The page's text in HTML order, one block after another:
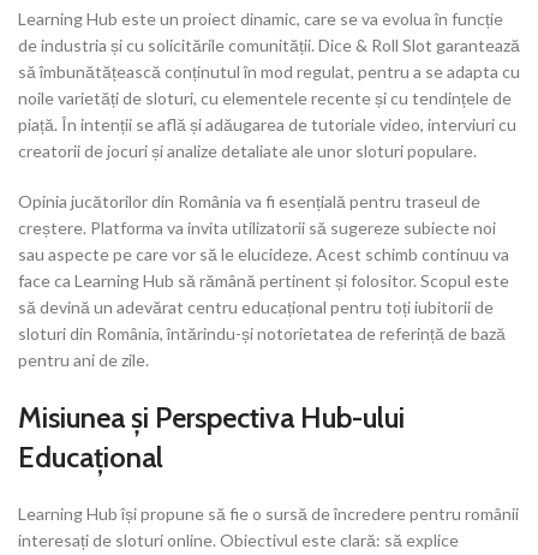
Learning Hub este un proiect dinamic, care se va evolua în funcție
de industria și cu solicitările comunității. Dice & Roll Slot garantează
să îmbunătățească conținutul în mod regulat, pentru a se adapta cu
noile varietăți de sloturi, cu elementele recente și cu tendințele de
piață. În intenții se află și adăugarea de tutoriale video, interviuri cu
creatorii de jocuri și analize detaliate ale unor sloturi populare.
Opinia jucătorilor din România va fi esențială pentru traseul de
creștere. Platforma va invita utilizatorii să sugereze subiecte noi
sau aspecte pe care vor să le elucideze. Acest schimb continuu va
face ca Learning Hub să rămână pertinent și folositor. Scopul este
să devină un adevărat centru educațional pentru toți iubitorii de
sloturi din România, întărindu-și notorietatea de referință de bază
pentru ani de zile.
Misiunea și Perspectiva Hub-ului
Educațional
Learning Hub își propune să fie o sursă de încredere pentru românii
interesați de sloturi online. Obiectivul este clară: să explice